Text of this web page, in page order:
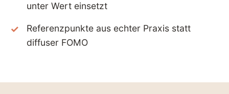
unter Wert einsetzt
Referenzpunkte aus echter Praxis statt
diffuser FOMO